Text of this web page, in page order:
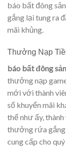
báo bất đông
gắng lại tung ra
mãi khủng.
Thưởng Nạp
báo bất đông
thưởng nạp
mới với thành
số khuyến mãi
thể như ấy,
thưởng rứa gắng
cung cấp cho